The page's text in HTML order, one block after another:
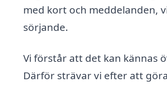
med kort och meddelanden,
sörjande.
Vi förstår att det kan kännas
Därför strävar vi efter att